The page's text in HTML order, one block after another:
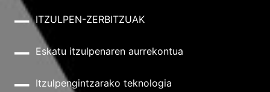
ITZULPEN-ZERBITZUAK
Eskatu itzulpenaren aurrekontua
Itzulpengintzarako teknologia